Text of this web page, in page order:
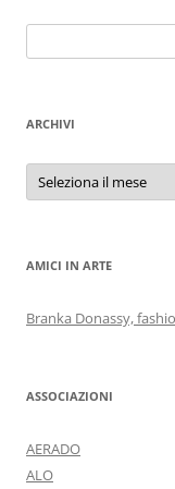
per:
ARCHIVI
Archivi
AMICI IN ARTE
Branka Donassy,
ASSOCIAZIONI
AERADO
ALO